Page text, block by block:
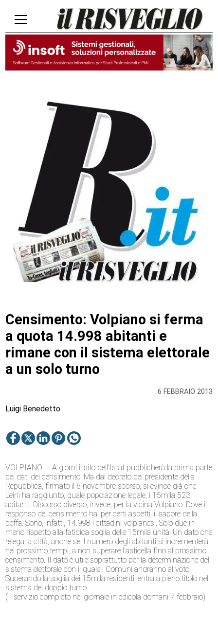
6 FEBBRAIO 2013
Censimento: Volpiano si ferma
a quota 14.998 abitanti e
rimane con il sistema elettorale
a un solo turno
Luigi Benedetto
VOLPIANO — A giorni il sito dell’Istat pubblicherà la prima parte
dei dati del censimento. Ma dal decreto del presidente della
Repubblica, firmato il 6 novembre scorso, si evince già che
Leinì ha raggiunto, quale popolazione legale, i 15mila 523
abitanti. Discorso diverso, invece, per la vicina Volpiano. Dove il
responso del censimento ha, per certi aspetti, il sapore della
beffa. Sono, infatti, 14.998 i cittadini volpianesi. Solo due in
meno rispetto alla fatidica soglia delle 15mila unità. Un dato che
relega la città, anche se il numero degli abitanti si incrementerà
nei prossimo tempi, a non superare l’asticella fino al prossimo
censimento. Il dato è utile soprattutto per la determinazione del
sistema elettorale con il quale i Comuni andranno al voto.
Superando la soglia dei 15mila residenti, entra a pieno titolo nel
sistema del doppio turno.
(Il servizio completo nel giornale in edicola domani 7 febbraio)